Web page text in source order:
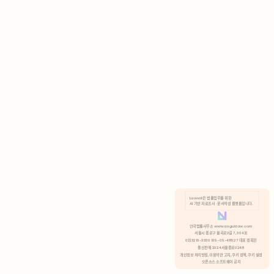
분석 쿠키 허용
Lawvot은 법률업무를 위한
AI 기반 자료조사 · 문서작성 플랫폼입니다.
안국법률사무소 www.anguklaw.com
서울시 종로구 율곡로2길 7, 304호
02)3210-3330 105-05-48527 대표 정희찬
통신판매 2024서울종로0248
개인정보 처리방침, 이용약관 고지, 쿠키 정책, 쿠키 설정
오픈소스 소프트웨어 공지